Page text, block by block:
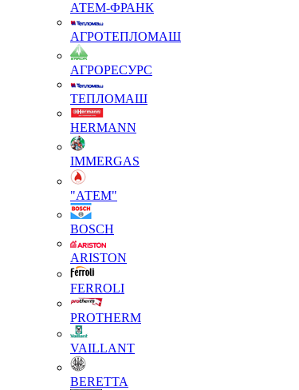
АТЕМ-ФРАНК
АГРОТЕПЛОМАШ
АГРОРЕСУРС
ТЕПЛОМАШ
HERMANN
IMMERGAS
"АТЕМ"
BOSCH
ARISTON
FERROLI
PROTHERM
VAILLANT
BERETTA